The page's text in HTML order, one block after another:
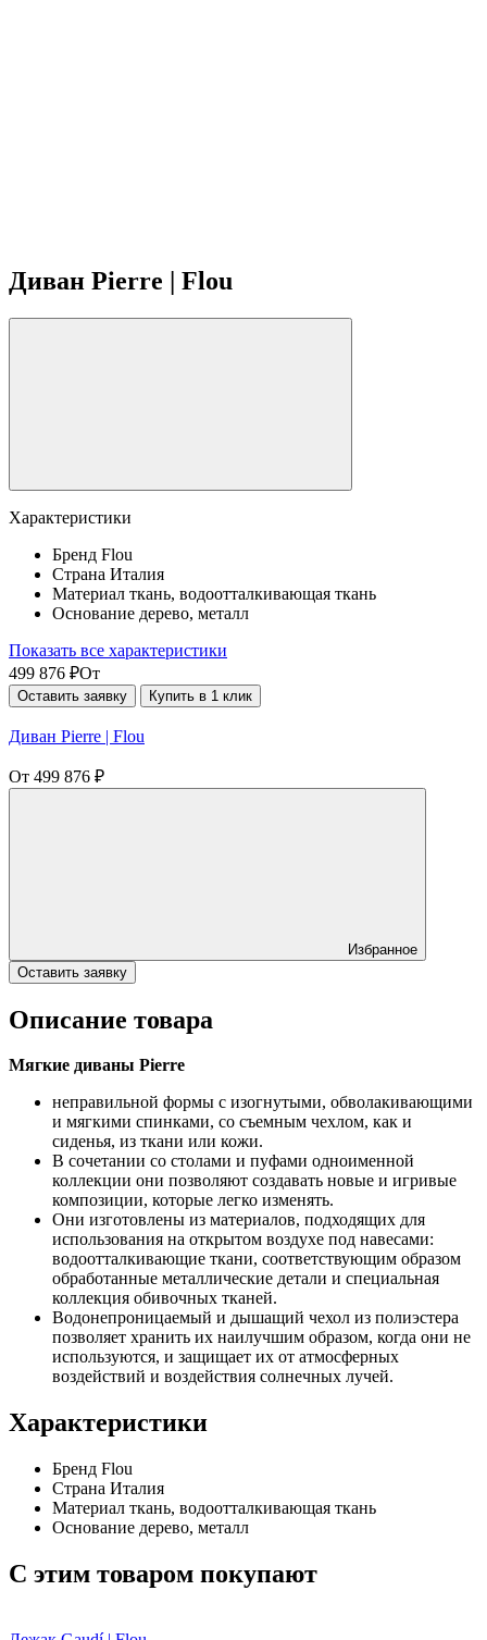
Диван Pierre | Flou
Характеристики
Бренд Flou
Страна Италия
Материал ткань, водоотталкивающая ткань
Основание дерево, металл
Показать все характеристики
499 876 ₽От
Оставить заявку Купить в 1 клик
Диван Pierre | Flou
От 499 876 ₽
Избранное
Оставить заявку
Описание товара
Мягкие диваны Pierre
неправильной формы с изогнутыми, обволакивающими
и мягкими спинками, со съемным чехлом, как и
сиденья, из ткани или кожи.
В сочетании со столами и пуфами одноименной
коллекции они позволяют создавать новые и игривые
композиции, которые легко изменять.
Они изготовлены из материалов, подходящих для
использования на открытом воздухе под навесами:
водоотталкивающие ткани, соответствующим образом
обработанные металлические детали и специальная
коллекция обивочных тканей.
Водонепроницаемый и дышащий чехол из полиэстера
позволяет хранить их наилучшим образом, когда они не
используются, и защищает их от атмосферных
воздействий и воздействия солнечных лучей.
Характеристики
Бренд Flou
Страна Италия
Материал ткань, водоотталкивающая ткань
Основание дерево, металл
C этим товаром покупают